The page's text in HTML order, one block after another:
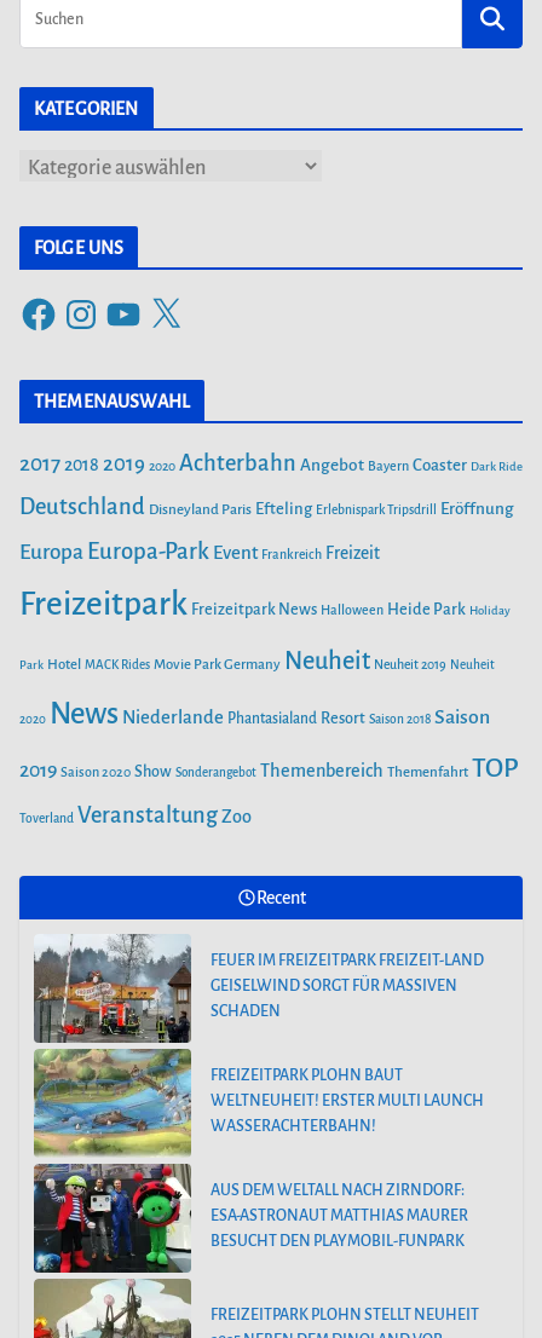
KATEGORIEN
g
e
n
FOLGE UNS
F
c
o
o
s
t
g
r
Y
u
T
b
e
X
THEMENAUSWAHL
20172018 2019 2020 Achterbahn Angebot Bayern Coaster Dark Ride
Deutschland Disneyland Paris Efteling Erlebnispark Tripsdrill Eröffnung
Europa Europa-Park Event Frankreich Freizeit
Freizeitpark Freizeitpark News Halloween Heide Park Holiday
Park Hotel MACK Rides Movie Park Germany Neuheit Neuheit 2019 Neuheit
2020 News Niederlande Phantasialand Resort Saison 2018 Saison
2019 Saison 2020 Show Sonderangebot Themenbereich Themenfahrt TOP
Toverland VeranstaltungZoo
Recent
FEUER IM FREIZEITPARK FREIZEIT-LAND
GEISELWIND SORGT FÜR MASSIVEN
SCHADEN
FREIZEITPARK PLOHN BAUT
WELTNEUHEIT! ERSTER MULTI LAUNCH
WASSERACHTERBAHN!
AUS DEM WELTALL NACH ZIRNDORF:
ESA-ASTRONAUT MATTHIAS MAURER
BESUCHT DEN PLAYMOBIL-FUNPARK
FREIZEITPARK PLOHN STELLT NEUHEIT